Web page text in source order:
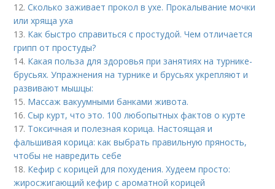
12.Сколько заживает прокол в ухе. Прокалывание мочки
или хряща уха
13. Как быстро справиться с простудой. Чем отличается
грипп от простуды?
14. Какая польза для здоровья при занятиях на турнике-
брусьях. Упражнения на турнике и брусьях укрепляют и
развивают мышцы:
15. Массаж вакуумными банками живота.
16.Сыр курт, что это. 100 любопытных фактов о курте
17. Токсичная и полезная корица. Настоящая и
фальшивая корица: как выбрать правильную пряность,
чтобы не навредить себе
18. Кефир с корицей для похудения. Худеем просто:
жиросжигающий кефир с ароматной корицей